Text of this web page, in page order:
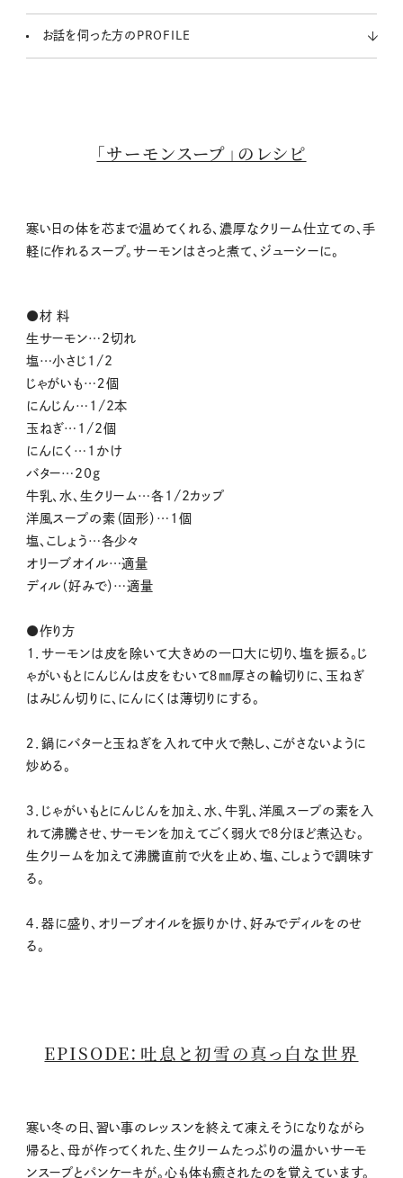
お話を伺った方のPROFILE
「サーモンスープ」のレシピ
寒い日の体を芯まで温めてくれる、濃厚なクリーム仕立ての、手
軽に作れるスープ。サーモンはさっと煮て、ジューシーに。
●材 料
生サーモン…2切れ
塩…小さじ1/2
じゃがいも…２個
にんじん…1/2本
玉ねぎ…1/2個
にんにく…1かけ
バター…20g
牛乳、水、生クリーム…各1/2カップ
洋風スープの素（固形）…1個
塩、こしょう…各少々
オリーブオイル…適量
ディル（好みで）…適量
●作り方
１．サーモンは皮を除いて大きめの一口大に切り、塩を振る。じ
ゃがいもとにんじんは皮をむいて８㎜厚さの輪切りに、玉ねぎ
はみじん切りに、にんにくは薄切りにする。
２．鍋にバターと玉ねぎを入れて中火で熱し、こがさないように
炒める。
３．じゃがいもとにんじんを加え、水、牛乳、洋風スープの素を入
れて沸騰させ、サーモンを加えてごく弱火で８分ほど煮込む。
生クリームを加えて沸騰直前で火を止め、塩、こしょうで調味す
る。
４．器に盛り、オリーブオイルを振りかけ、好みでディルをのせ
る。
EPISODE：吐息と初雪の真っ白な世界
寒い冬の日、習い事のレッスンを終えて凍えそうになりながら
帰ると、母が作ってくれた、生クリームたっぷりの温かいサーモ
ンスープとパンケーキが。心も体も癒されたのを覚えています。